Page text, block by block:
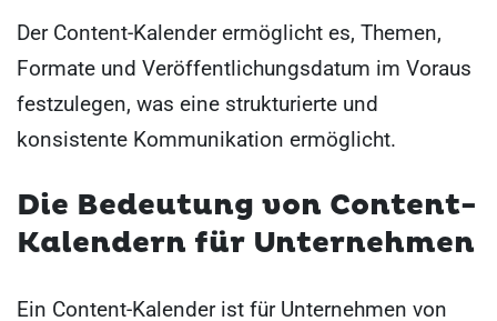
Der Content-Kalender ermöglicht es, Themen,
Formate und Veröffentlichungsdatum im Voraus
festzulegen, was eine strukturierte und
konsistente Kommunikation ermöglicht.
Die Bedeutung von Content-
Kalendern für Unternehmen
Ein Content-Kalender ist für Unternehmen von